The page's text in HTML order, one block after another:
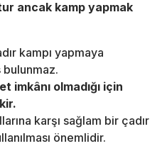
ancak kamp yapmak
kampı yapmaya
imkânı olmadığı için
karşı sağlam bir çadır
önemlidir.